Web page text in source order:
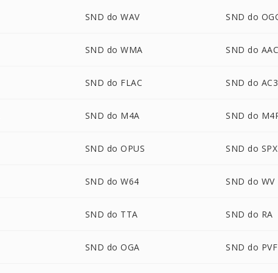
SND do WAV SND do
SND do WMA SND do AAC
SND do FLAC SND do AC3
SND do M4A SND do
SND do OPUS SND do SPX
SND do W64 SND do WV
SND do TTA SND do RA
SND do OGA SND do PVF